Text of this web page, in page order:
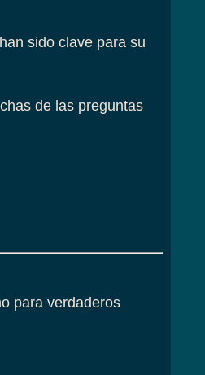
sido clave para su
de las preguntas
para verdaderos